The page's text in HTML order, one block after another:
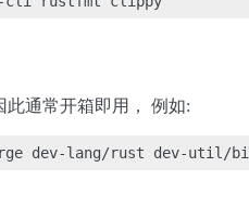
此通常开箱即用， 例如: